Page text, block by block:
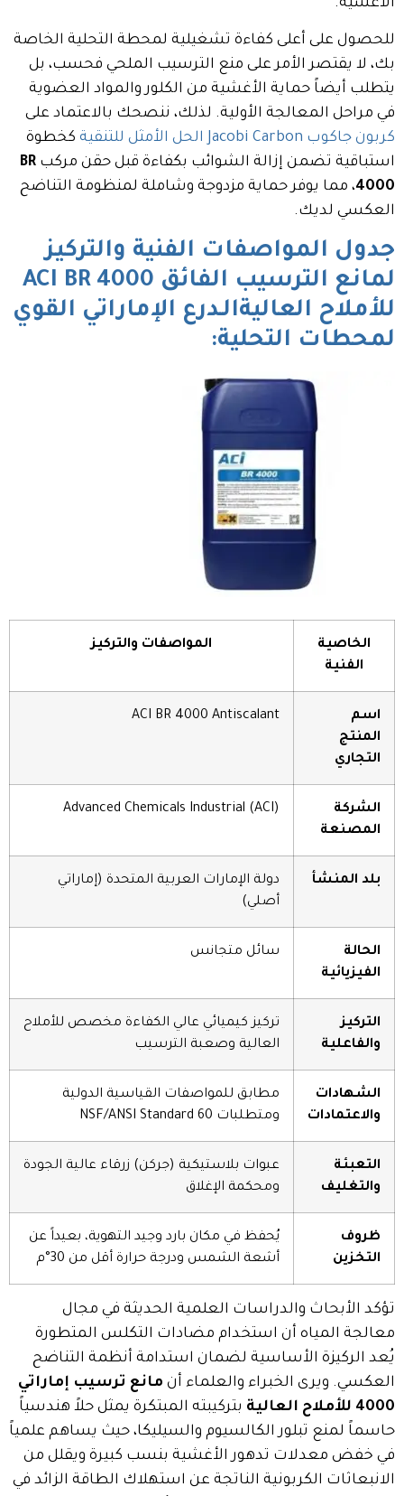
الأغشية.
للحصول على أعلى كفاءة تشغيلية لمحطة التحلية الخاصة
بك، لا يقتصر الأمر على منع الترسيب الملحي فحسب، بل
يتطلب أيضاً حماية الأغشية من الكلور والمواد العضوية
في مراحل المعالجة الأولية. لذلك، ننصحك بالاعتماد على
كربون جاكوب Jacobi Carbon الحل الأمثل للتنقية
كخطوة
استباقية تضمن إزالة الشوائب بكفاءة قبل حقن مركب BR
4000، مما يوفر حماية مزدوجة وشاملة لمنظومة التناضح
العكسي لديك.
جدول المواصفات الفنية والتركيز
لمانع الترسيب الفائق ACI BR 4000
للأملاح العاليةالـدرع الإماراتي القوي
لمحطات التحلية:
الخاصية
الفنية
المواصفات والتركيز
اسم
المنتج
التجاري
ACI BR 4000 Antiscalant
الشركة
المصنعة
Advanced Chemicals Industrial (ACI)
بلد المنشأ
دولة الإمارات العربية المتحدة (إماراتي
أصلي)
الحالة
الفيزيائية
سائل متجانس
التركيز
والفاعلية
تركيز كيميائي عالي الكفاءة مخصص للأملاح
العالية وصعبة الترسيب
الشهادات
والاعتمادات
مطابق للمواصفات القياسية الدولية
ومتطلبات NSF/ANSI Standard 60
التعبئة
والتغليف
عبوات بلاستيكية (جركن) زرقاء عالية الجودة
ومحكمة الإغلاق
ظروف
التخزين
يُحفظ في مكان بارد وجيد التهوية، بعيداً عن
أشعة الشمس ودرجة حرارة أقل من 30°م
تؤكد الأبحاث والدراسات العلمية الحديثة في مجال
معالجة المياه أن استخدام مضادات التكلس المتطورة
يُعد الركيزة الأساسية لضمان استدامة أنظمة التناضح
العكسي. ويرى الخبراء والعلماء أن مانع ترسيب إماراتي
4000 للأملاح العالية
بتركيبته المبتكرة يمثل حلاً هندسياً
حاسماً لمنع تبلور الكالسيوم والسيليكا، حيث يساهم علمياً
في خفض معدلات تدهور الأغشية بنسب كبيرة ويقلل من
الانبعاثات الكربونية الناتجة عن استهلاك الطاقة الزائد في